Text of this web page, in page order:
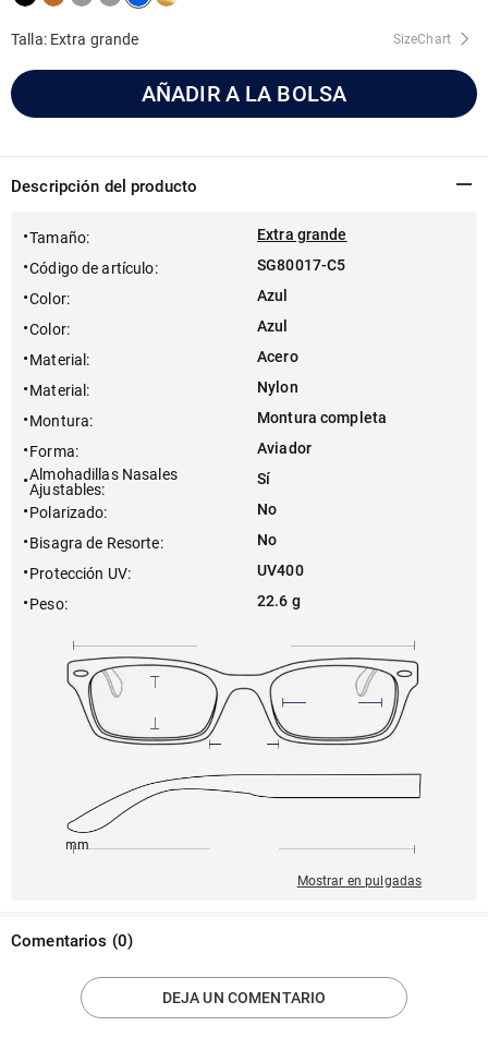
Talla: Extra grande SizeChart
AÑADIR A LA BOLSA
Descripción del producto
Tamaño:
Extra grande
Código de artículo:
SG80017-C5
Color:
Azul
Color:
Azul
Material :
Acero
Material :
Nylon
Montura:
Montura completa
Forma:
Aviador
Almohadillas Nasales
Ajustables:
Sí
Polarizado:
No
Bisagra de Resorte:
No
Protección UV:
UV400
Peso: 22.6 g
150mm
Mostrar en pulgadas
Comentarios (0)
DEJA UN COMENTARIO